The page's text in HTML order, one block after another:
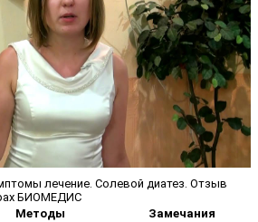
лечение. Солевой диатез. Отзыв
БИОМЕДИС
Методы Замечания